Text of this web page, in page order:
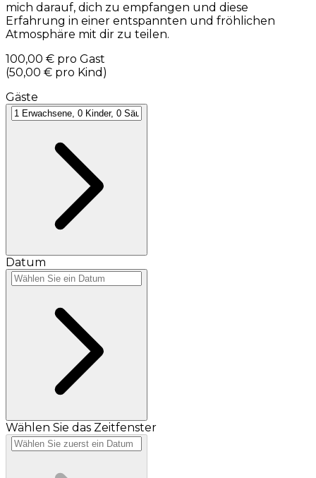
mich darauf, dich zu empfangen und diese
Erfahrung in einer entspannten und fröhlichen
Atmosphäre mit dir zu teilen.
100,00 € pro Gast
(50,00 € pro Kind )
Gäste
Datum
Wählen Sie das Zeitfenster